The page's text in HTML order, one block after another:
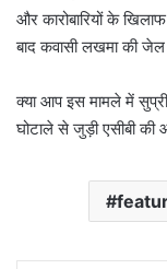
और कारोबारियों के
बाद कवासी लखमा की जेल
क्या आप इस मामले में
घोटाले से जुड़ी एसीबी की